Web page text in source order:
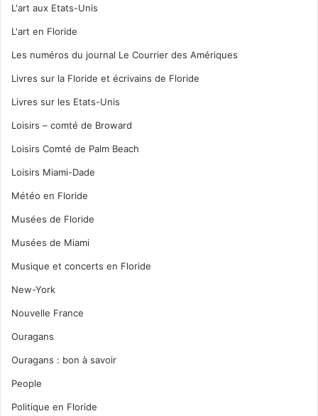
L'art aux Etats-Unis
L'art en Floride
Les numéros du journal Le Courrier des Amériques
Livres sur la Floride et écrivains de Floride
Livres sur les Etats-Unis
Loisirs – comté de Broward
Loisirs Comté de Palm Beach
Loisirs Miami-Dade
Météo en Floride
Musées de Floride
Musées de Miami
Musique et concerts en Floride
New-York
Nouvelle France
Ouragans
Ouragans : bon à savoir
People
Politique en Floride